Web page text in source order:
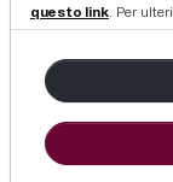
Nasce
e U18
questo link. Per